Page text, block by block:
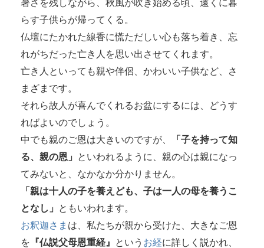
暑さを残しながら、秋風が吹き始める頃、遠くに暮
らす子供らが帰ってくる。
仏壇にたかれた線香に慌ただしい心も落ち着き、忘
れがちだった亡き人を思い出させてくれます。
亡き人といっても親や伴侶、かわいい子供など、さ
まざまです。
それら故人が喜んでくれるお盆にするには、どうす
ればよいのでしょう。
中でも親のご恩は大きいのですが、
「子を持って知
る、親の恩」
といわれるように、親の心は親になっ
てみないと、なかなか分かりません。
「親は十人の子を養えども、子は一人の母を養うこ
となし」
ともいわれます。
お釈迦さま は、私たちが親から受けた、大きなご恩
を 『仏説父母恩重経』 という お経に詳しく説かれ、